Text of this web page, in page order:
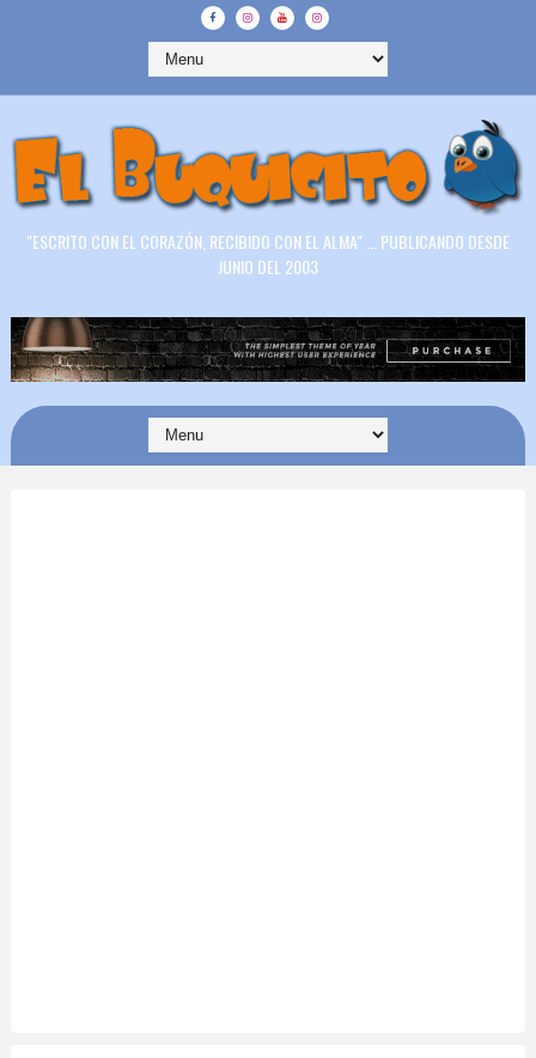
"ESCRITO CON EL CORAZÓN, RECIBIDO CON EL ALMA" ... PUBLICANDO DESDE
JUNIO DEL 2003